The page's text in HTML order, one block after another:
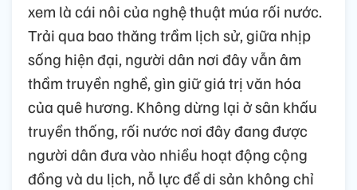
xem là cái nôi của nghệ thuật múa rối nước.
Trải qua bao thăng trầm lịch sử, giữa nhịp
sống hiện đại, người dân nơi đây vẫn âm
thầm truyền nghề, gìn giữ giá trị văn hóa
của quê hương. Không dừng lại ở sân khấu
truyền thống, rối nước nơi đây đang được
người dân đưa vào nhiều hoạt động cộng
đồng và du lịch, nỗ lực để di sản không chỉ